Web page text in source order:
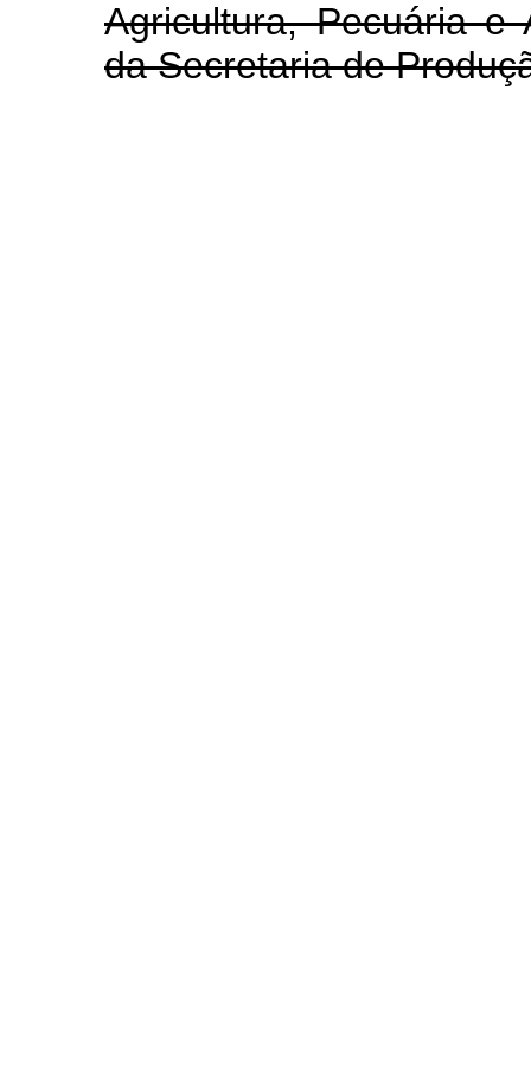
Agricultura, Pecuária e
da Secretaria de